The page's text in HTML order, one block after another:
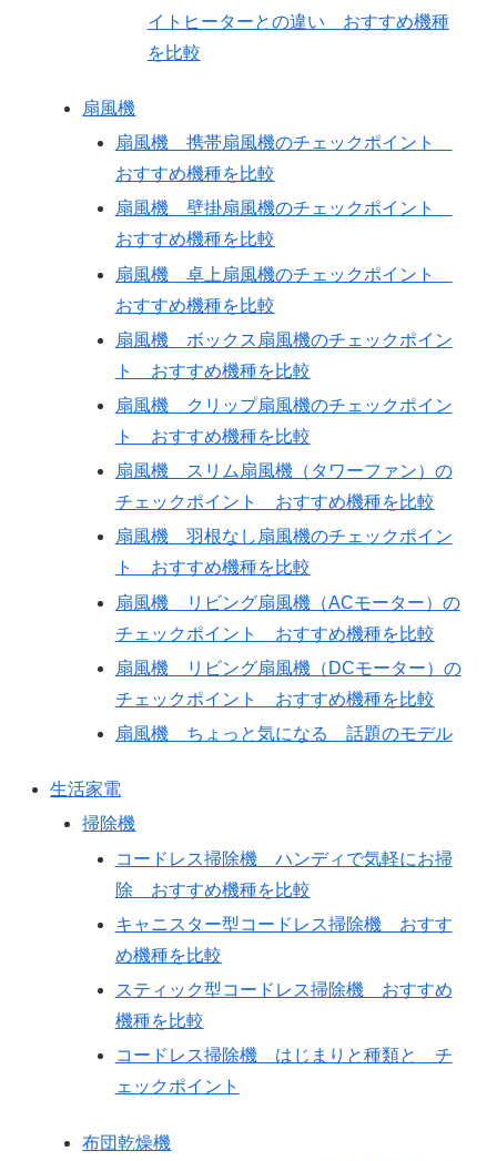
イトヒーターとの違い おすすめ機種
を比較
扇風機
扇風機 携帯扇風機のチェックポイント
おすすめ機種を比較
扇風機 壁掛扇風機のチェックポイント
おすすめ機種を比較
扇風機 卓上扇風機のチェックポイント
おすすめ機種を比較
扇風機 ボックス扇風機のチェックポイン
ト おすすめ機種を比較
扇風機 クリップ扇風機のチェックポイン
ト おすすめ機種を比較
扇風機 スリム扇風機（タワーファン）の
チェックポイント おすすめ機種を比較
扇風機 羽根なし扇風機のチェックポイン
ト おすすめ機種を比較
扇風機 リビング扇風機（ACモーター）の
チェックポイント おすすめ機種を比較
扇風機 リビング扇風機（DCモーター）の
チェックポイント おすすめ機種を比較
扇風機 ちょっと気になる 話題のモデル
生活家電
掃除機
コードレス掃除機 ハンディで気軽にお掃
除 おすすめ機種を比較
キャニスター型コードレス掃除機 おすす
め機種を比較
スティック型コードレス掃除機 おすすめ
機種を比較
コードレス掃除機 はじまりと種類と チ
ェックポイント
布団乾燥機